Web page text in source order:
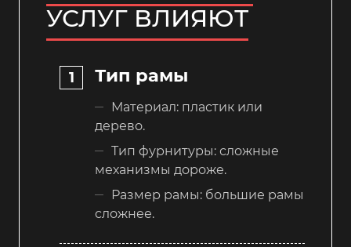
УСЛУГ ВЛИЯЮТ
Тип рамы
Материал: пластик или
дерево.
Тип фурнитуры: сложные
механизмы дороже.
Размер рамы: большие рамы
сложнее.